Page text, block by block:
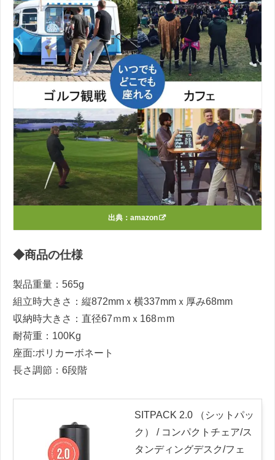
出典： amazon
◆商品の仕様
製品重量：565g
組立時大きさ：縦872mmｘ横337mmｘ厚み68mm
収納時大きさ：直径67ｍmｘ168ｍm
耐荷重：100Kg
座面:ポリカーボネート
長さ調節：6段階
SITPACK 2.0 （シットパッ
ク） / コンパクトチェア/ス
タンディングデスク/フェ